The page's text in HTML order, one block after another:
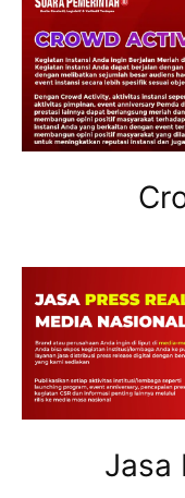
Jasa